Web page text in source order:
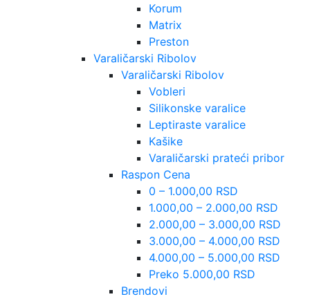
Korum
Matrix
Preston
Varaličarski Ribolov
Varaličarski Ribolov
Vobleri
Silikonske varalice
Leptiraste varalice
Kašike
Varaličarski prateći pribor
Raspon Cena
0 – 1.000,00 RSD
1.000,00 – 2.000,00 RSD
2.000,00 – 3.000,00 RSD
3.000,00 – 4.000,00 RSD
4.000,00 – 5.000,00 RSD
Preko 5.000,00 RSD
Brendovi